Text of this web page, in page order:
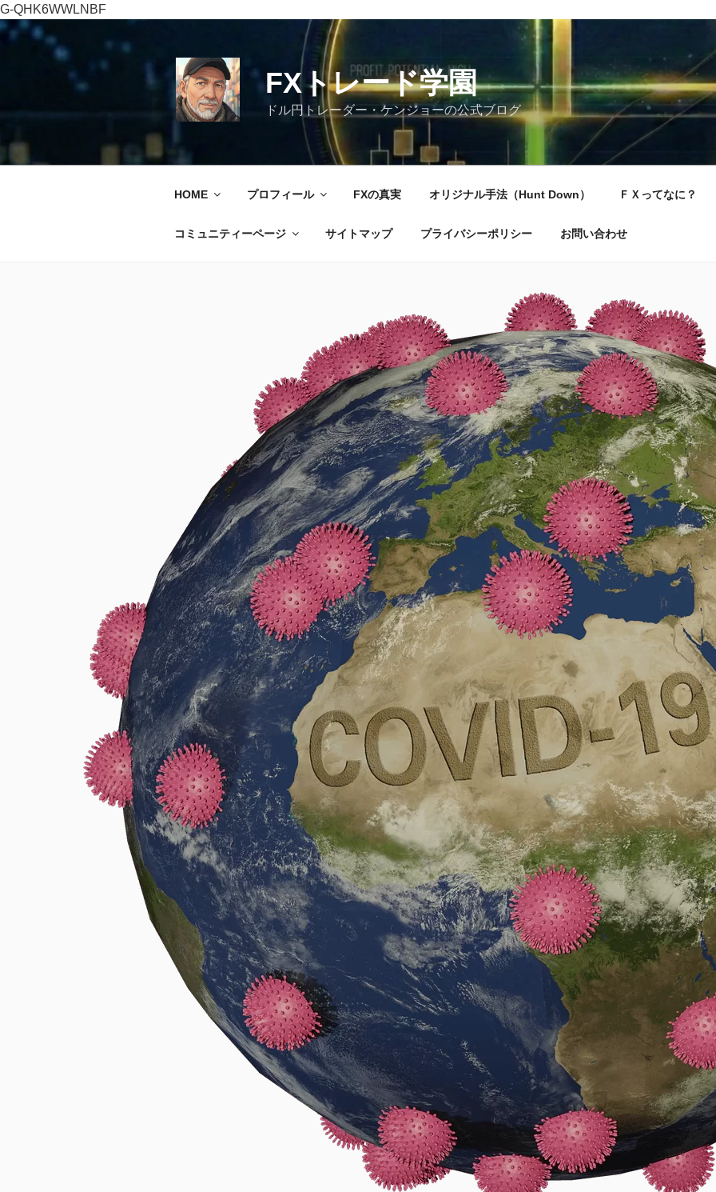
G-QHK6WWLNBF
コ
ス
キ
FXトレード学園
ドル円トレーダー・ケンジョーの公式ブログ
HOME プロフィール FXの真実 オリジナル手法（Hunt Down） ＦＸってなに？
コミュニティーページ サイトマップ プライバシーポリシー お問い合わせ